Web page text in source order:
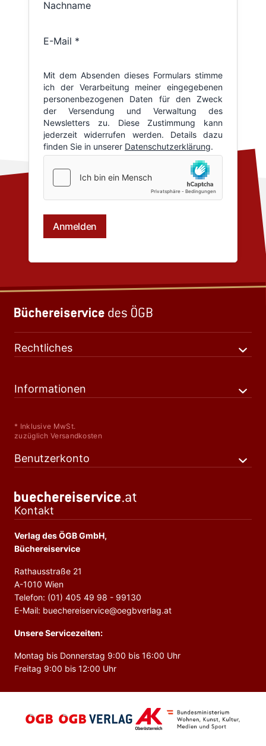
Rechtliches
Informationen
* Inklusive MwSt.
zuzüglich Versandkosten
Benutzerkonto
Kontakt
Verlag des ÖGB GmbH,
Büchereiservice
Rathausstraße 21
A-1010 Wien
Telefon: (01) 405 49 98 - 99130
E-Mail: buechereiservice@oegbverlag.at
Unsere Servicezeiten:
Montag bis Donnerstag 9:00 bis 16:00 Uhr
Freitag 9:00 bis 12:00 Uhr